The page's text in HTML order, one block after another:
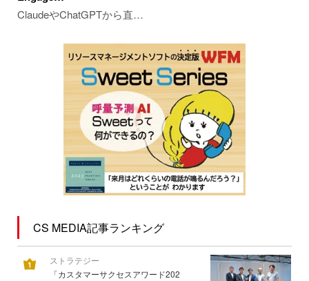
ClaudeやChatGPTから直…
CS MEDIA記事ランキング
ストラテジー
「カスタマーサクセスアワード202